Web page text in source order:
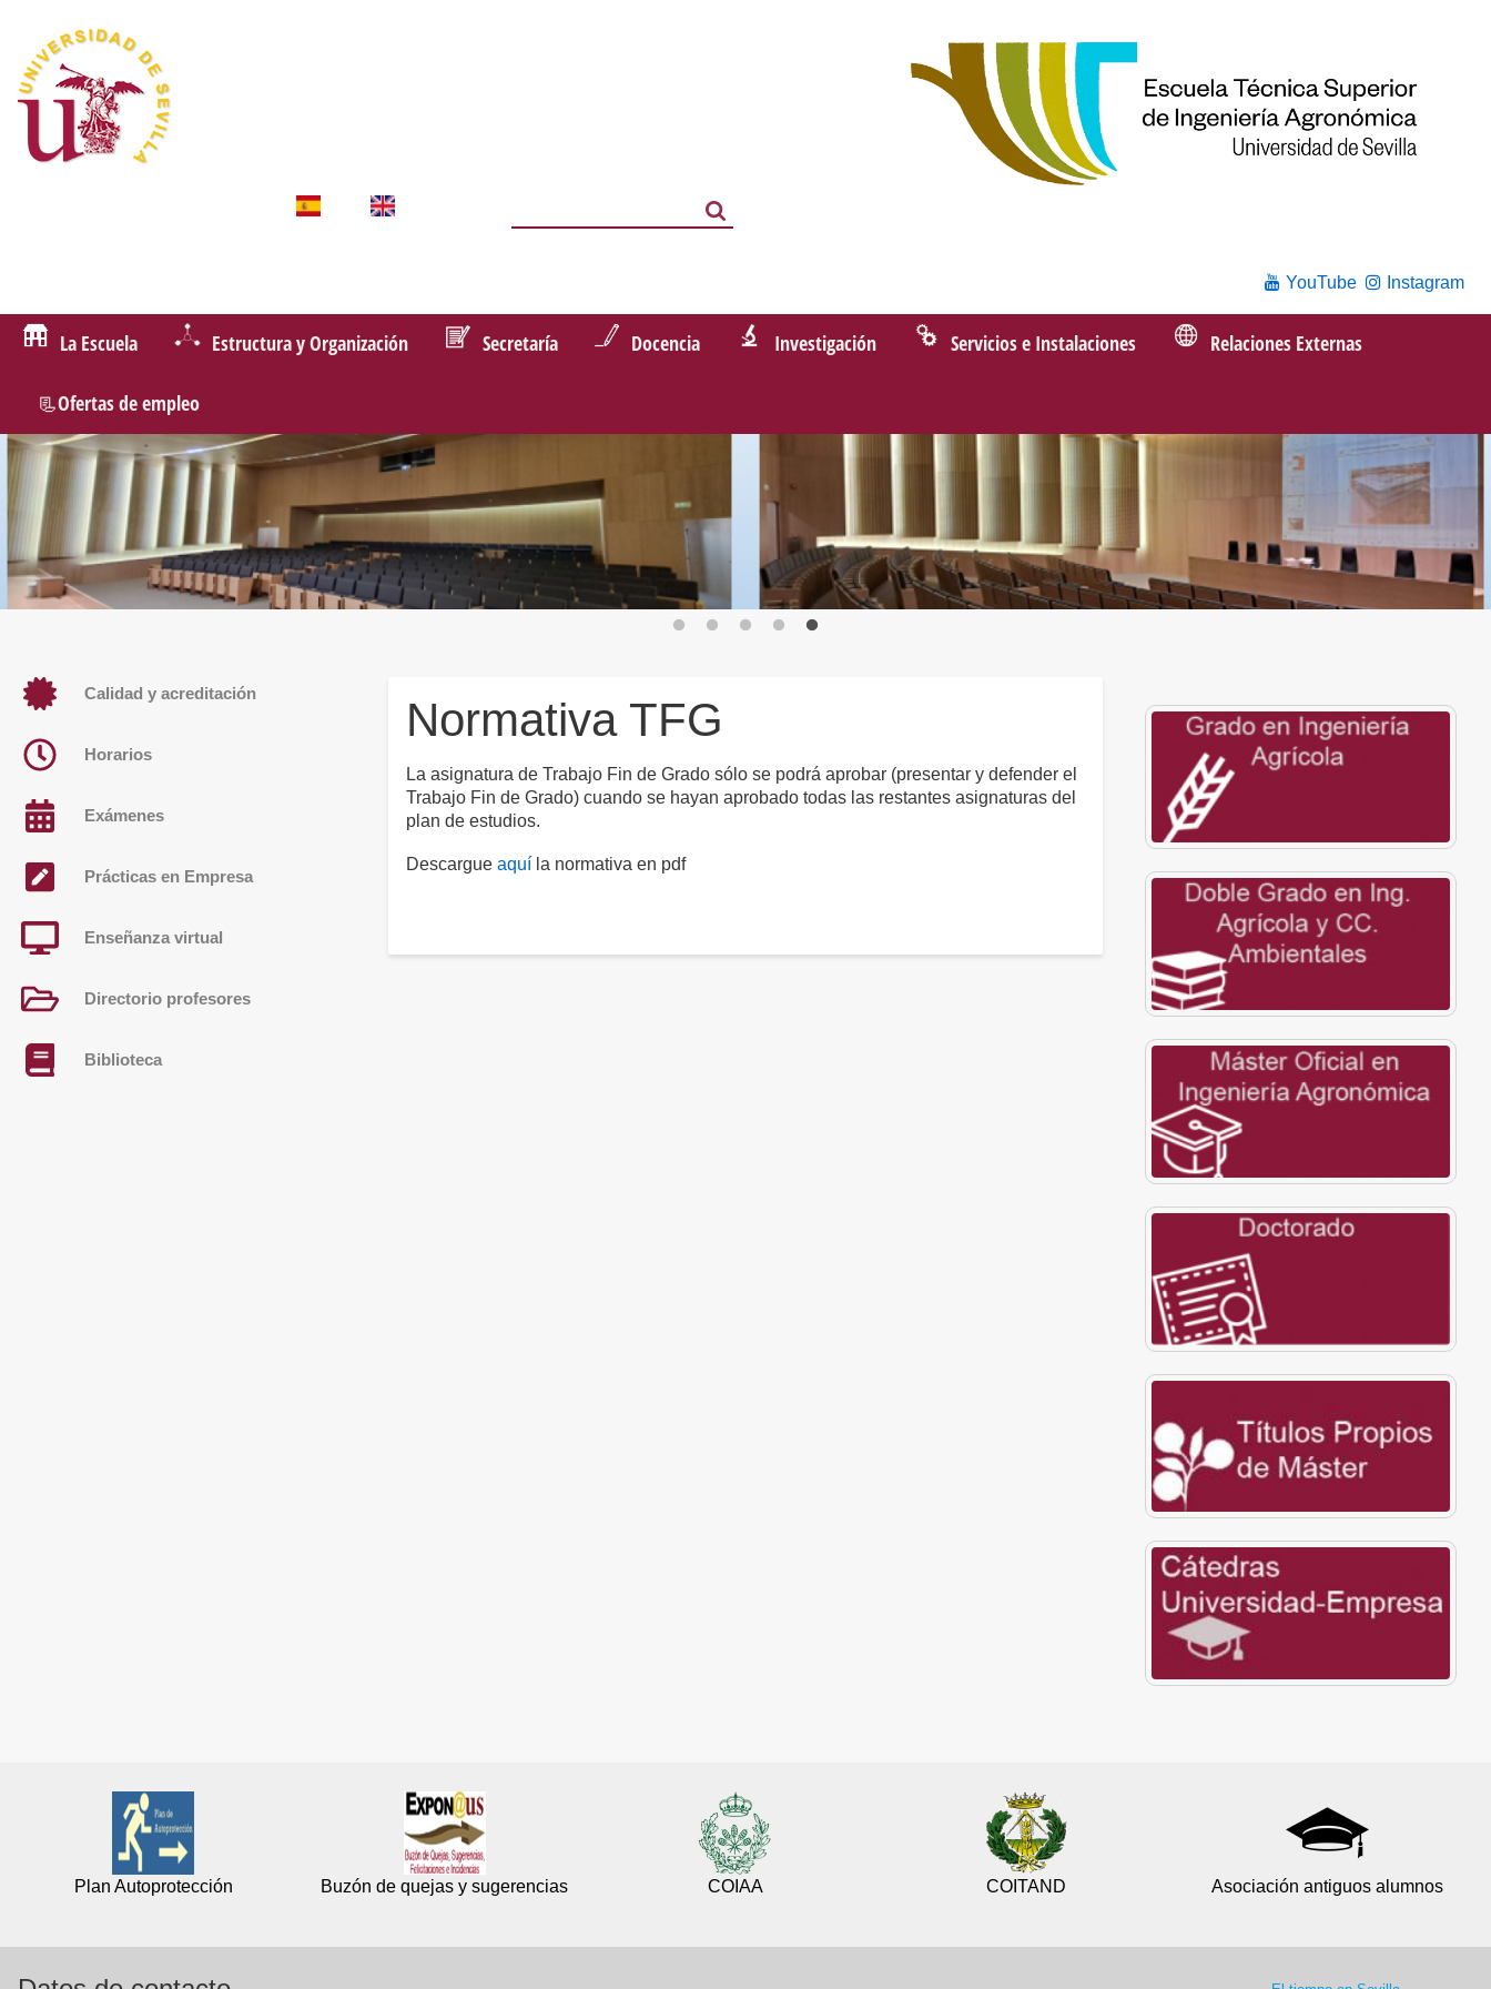
YouTube Instagram
La Escuela Estructura y Organización Secretaría Docencia Investigación Servicios e Instalaciones Relaciones Externas
📃Ofertas de empleo
Normativa TFG
La asignatura de Trabajo Fin de Grado sólo se podrá aprobar (presentar y defender el
Trabajo Fin de Grado) cuando se hayan aprobado todas las restantes asignaturas del
plan de estudios.
Descargue aquíla normativa en pdf
Calidad y acreditación
Horarios
Exámenes
Prácticas en Empresa
Enseñanza virtual
Directorio profesores
Biblioteca
Plan Autoprotección Buzón de quejas y sugerencias COIAA COITAND Asociación antiguos alumnos